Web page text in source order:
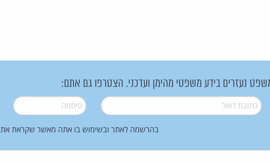
משפט נעזרים בידע משפטי מהימן ועדכני. הצטרפו גם אתם:
דואל* סיסמה*
בהרשמה לאתר ובשימוש בו אתה מאשר שקראת את